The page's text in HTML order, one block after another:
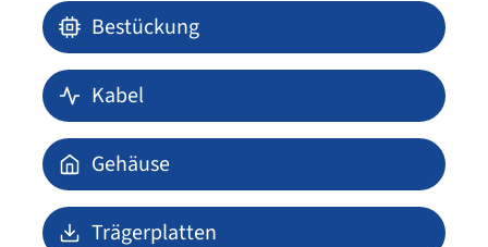
Bestückung
Kabel
Gehäuse
Trägerplatten